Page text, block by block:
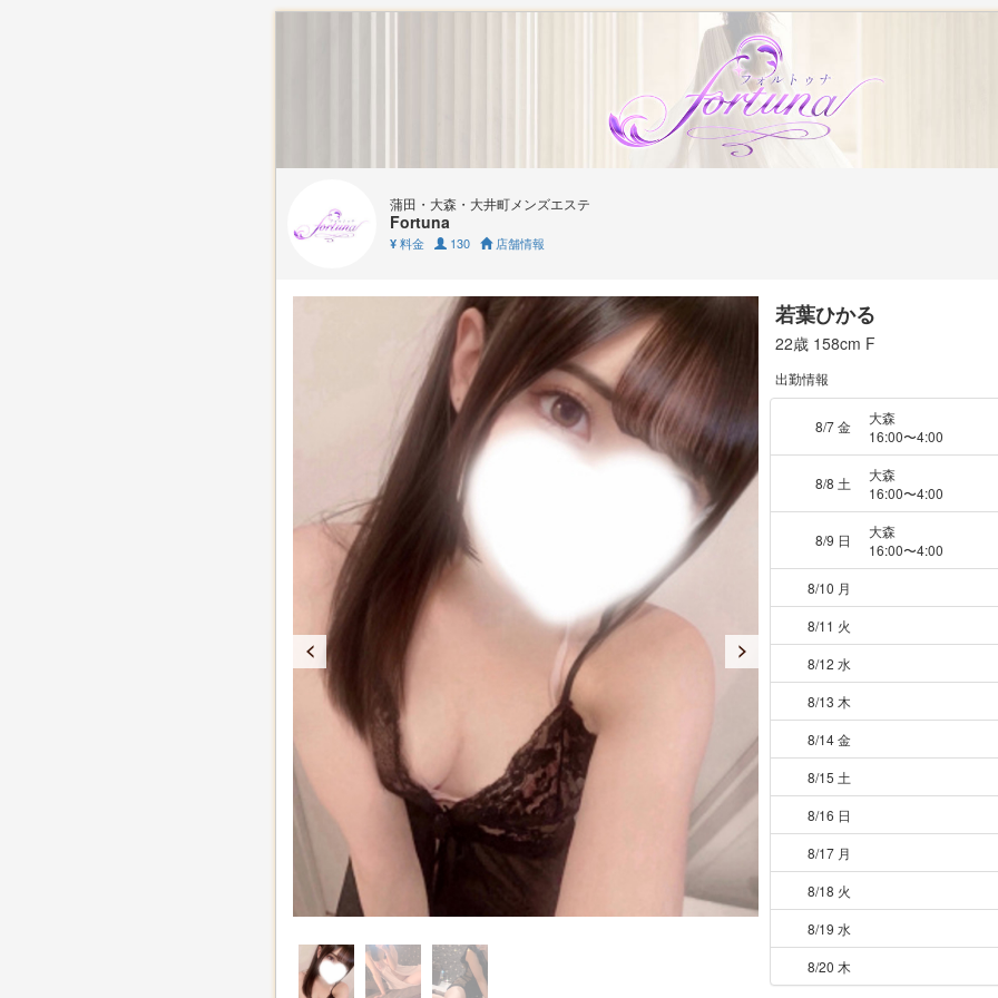
蒲田・大森・大井町メンズエステ
Fortuna
¥ 料金 130 店舗情報
若葉ひかる
22歳 158cm F
出勤情報
8/7 金
大森
16:00〜4:00
8/8 土
大森
16:00〜4:00
8/9 日
大森
16:00〜4:00
8/10 月
8/11 火
8/12 水
8/13 木
8/14 金
8/15 土
8/16 日
8/17 月
8/18 火
8/19 水
8/20 木